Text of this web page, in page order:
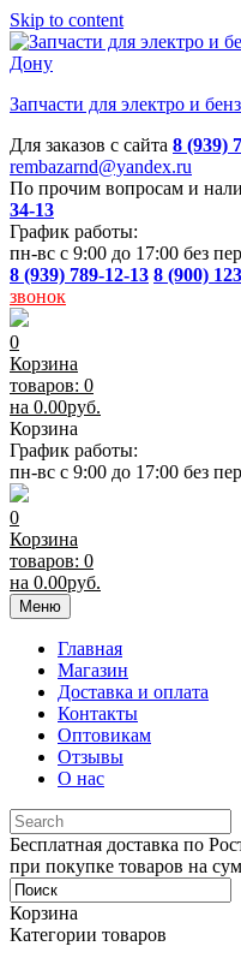
Skip to content
Запчасти для электро и
Для заказов с сайта 8 (939)
rembazarnd@yandex.ru
По прочим вопросам и
34-13
График работы:
пн-вс с 9:00 до 17:00 без
8 (939) 789-12-13 8 (900)
звонок
0
Корзина
товаров: 0
на 0.00руб.
Корзина
График работы:
пн-вс с 9:00 до 17:00 без
0
Корзина
товаров: 0
на 0.00руб.
Меню
Главная
Магазин
Доставка и оплата
Контакты
Оптовикам
Отзывы
О нас
Бесплатная доставка по
при покупке товаров на
Корзина
Категории товаров